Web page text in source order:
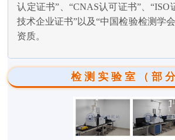
认定证书”、“CNAS认可证书”、“ISO
技术企业证书”以及“中国检验检测学
资质。
检测实验室（部